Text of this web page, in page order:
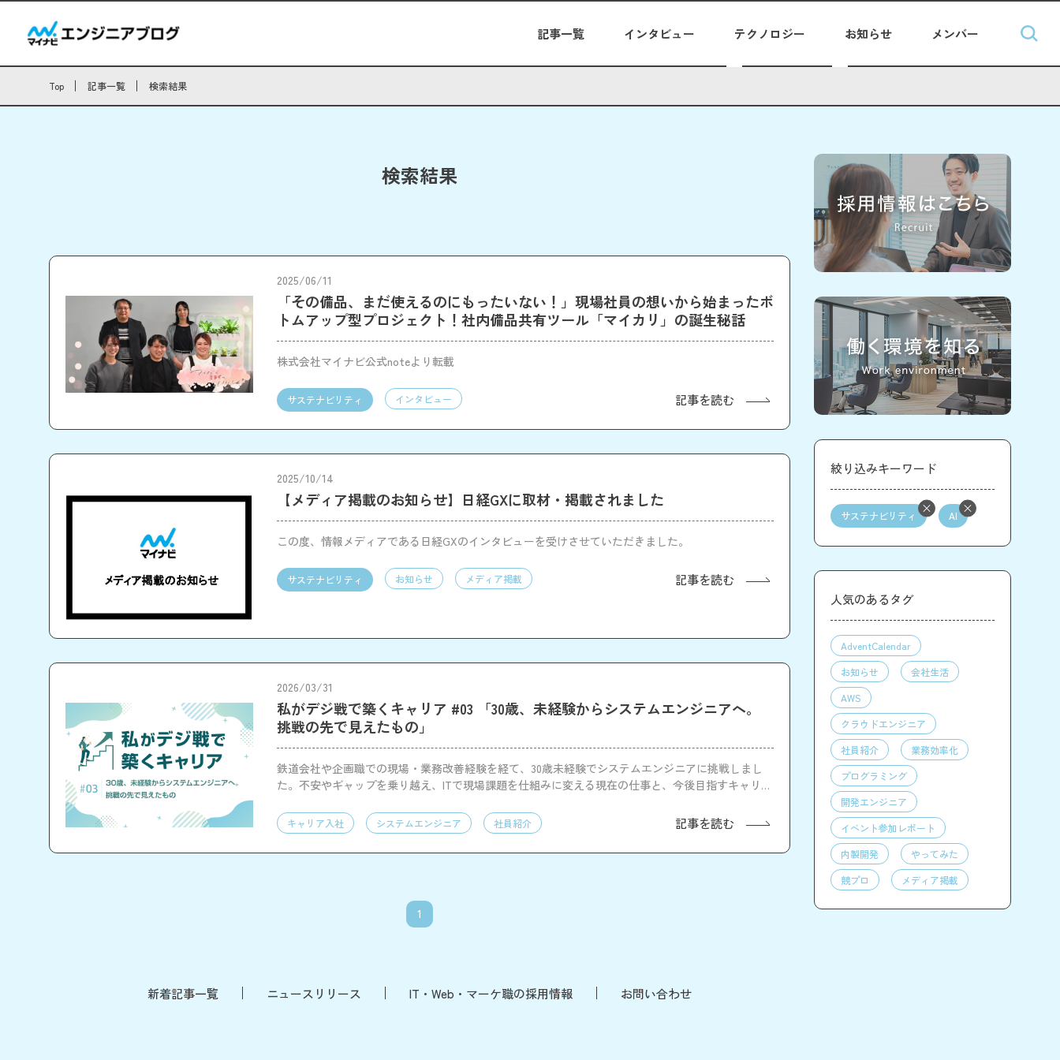
記事一覧 インタビュー テクノロジー お知らせ メンバー
Top 記事一覧 検索結果
検索結果
2025/06/11
「その備品、まだ使えるのにもったいない！」現場社員の想いから始まったボ
トムアップ型プロジェクト！社内備品共有ツール「マイカリ」の誕生秘話
株式会社マイナビ公式noteより転載
サステナビリティ インタビュー 記事を読む
2025/10/14
【メディア掲載のお知らせ】日経GXに取材・掲載されました
この度、情報メディアである日経GXのインタビューを受けさせていただきました。
サステナビリティ お知らせ メディア掲載 記事を読む
2026/03/31
私がデジ戦で築くキャリア #03 「30歳、未経験からシステムエンジニアへ。
挑戦の先で見えたもの」
鉄道会社や企画職での現場・業務改善経験を経て、30歳未経験でシステムエンジニアに挑戦しまし
た。不安やギャップを乗り越え、ITで現場課題を仕組みに変える現在の仕事と、今後目指すキャリア
キャリア入社 システムエンジニア 社員紹介 記事を読む
1
新着記事一覧 ニュースリリース IT・Web・マーケ職の採用情報 お問い合わせ
絞り込みキーワード
サステナビリティ AI
人気のあるタグ
AdventCalendar
お知らせ
会社生活
AWS
クラウドエンジニア
社員紹介
業務効率化
プログラミング
開発エンジニア
イベント参加レポート
内製開発
やってみた
競プロ
メディア掲載